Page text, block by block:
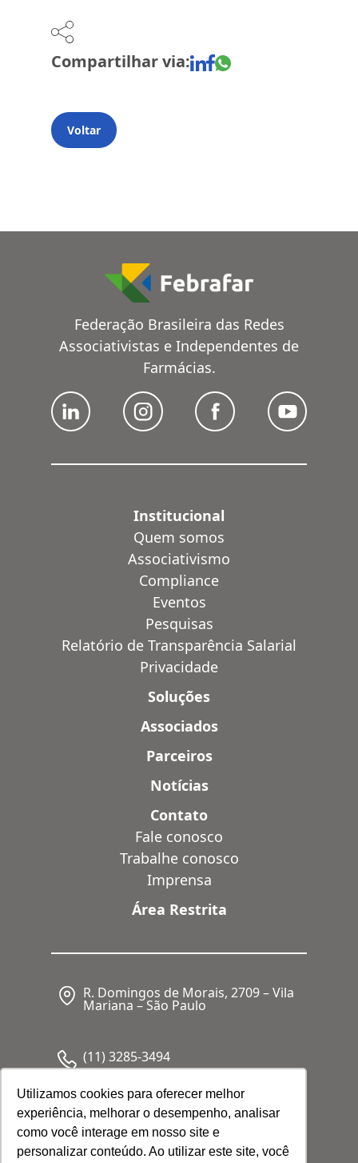
Utilizamos cookies para oferecer melhor
experiência, melhorar o desempenho, analisar
como você interage em nosso site e
personalizar conteúdo. Ao utilizar este site, você
Compartilhar via:
Voltar
Federação Brasileira das Redes
Associativistas e Independentes de
Farmácias.
Institucional
Quem somos
Associativismo
Compliance
Eventos
Pesquisas
Relatório de Transparência Salarial
Privacidade
Soluções
Associados
Parceiros
Notícias
Contato
Fale conosco
Trabalhe conosco
Imprensa
Área Restrita
R. Domingos de Morais, 2709 – Vila
Mariana – São Paulo
(11) 3285-3494
CNPJ: 05.341.062/0001-80